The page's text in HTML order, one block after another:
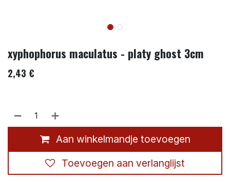
xyphophorus maculatus - platy ghost 3cm
2,43 €
Aan winkelmandje toevoegen
Toevoegen aan verlanglijst